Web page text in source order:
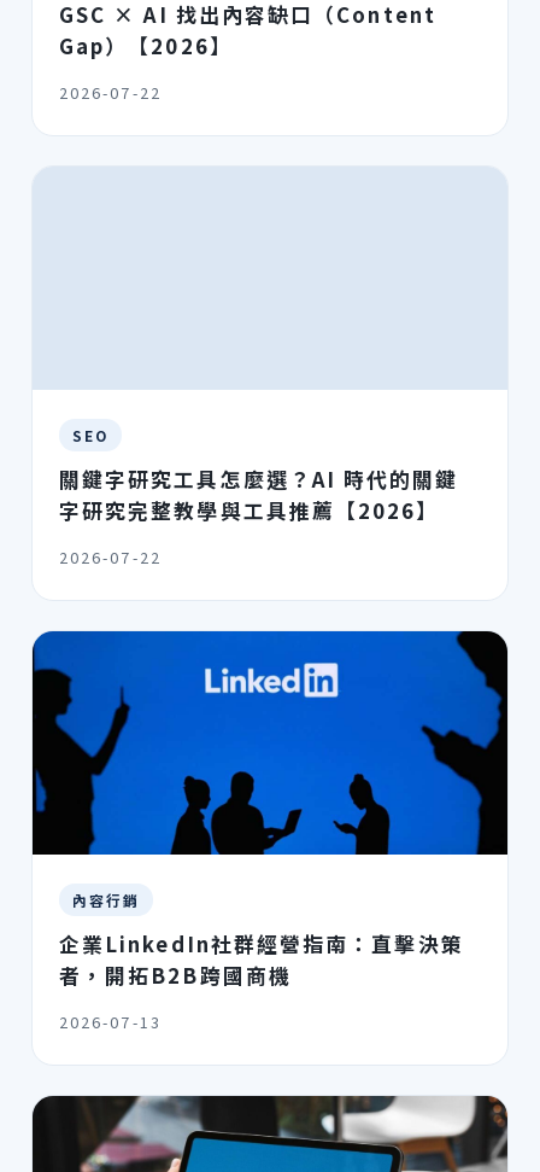
GSC × AI 找出內容缺口（Content
Gap）【2026】
2026-07-22
SEO
關鍵字研究工具怎麼選？AI 時代的關鍵
字研究完整教學與工具推薦【2026】
2026-07-22
內容行銷
企業LinkedIn社群經營指南：直擊決策
者，開拓B2B跨國商機
2026-07-13